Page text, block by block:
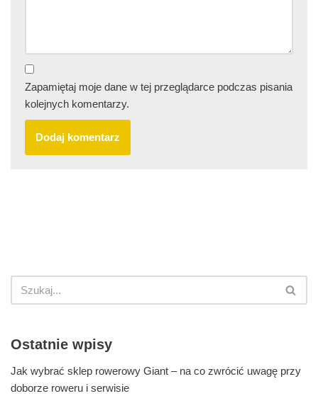
Zapamiętaj moje dane w tej przeglądarce podczas pisania
kolejnych komentarzy.
Ostatnie wpisy
Jak wybrać sklep rowerowy Giant – na co zwrócić uwagę przy
doborze roweru i serwisie